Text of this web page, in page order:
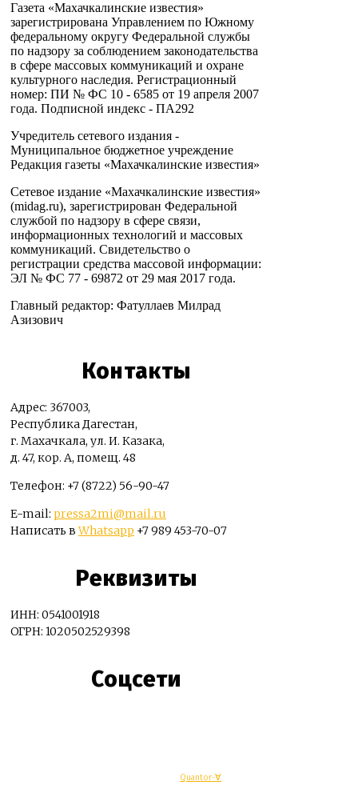
Газета «Махачкалинские известия»
зарегистрирована Управлением по Южному
федеральному округу Федеральной службы
по надзору за соблюдением законодательства
в сфере массовых коммуникаций и охране
культурного наследия. Регистрационный
номер: ПИ № ФС 10 - 6585 от 19 апреля 2007
года. Подписной индекс - ПА292
Учредитель сетевого издания -
Муниципальное бюджетное учреждение
Редакция газеты «Махачкалинские известия»
Сетевое издание «Махачкалинские известия»
(midag.ru), зарегистрирован Федеральной
службой по надзору в сфере связи,
информационных технологий и массовых
коммуникаций. Свидетельство о
регистрации средства массовой информации:
ЭЛ № ФС 77 - 69872 от 29 мая 2017 года.
Главный редактор: Фатуллаев Милрад
Азизович
Контакты
Адрес: 367003,
Республика Дагестан,
г. Махачкала, ул. И. Казака,
д. 47, кор. А, помещ. 48
Телефон: +7 (8722) 56-90-47
E-mail: pressa2mi@mail.ru
Написать вWhatsapp +7 989 453-70-07
Реквизиты
ИНН: 0541001918
ОГРН: 1020502529398
Соцсети
Quantor-∀